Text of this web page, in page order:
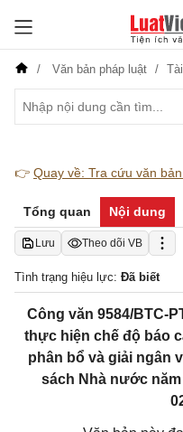
Văn bản pháp luật
👉 Quay về: Tra cứu văn
Tổng quan Nội dung
Lưu Theo dõi VB
Tình trạng hiệu lực: Đã biết
Công văn 9584/BTC-
thực hiện chế độ báo
phân bổ và giải ngân
sách Nhà nước